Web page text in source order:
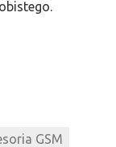
GSM